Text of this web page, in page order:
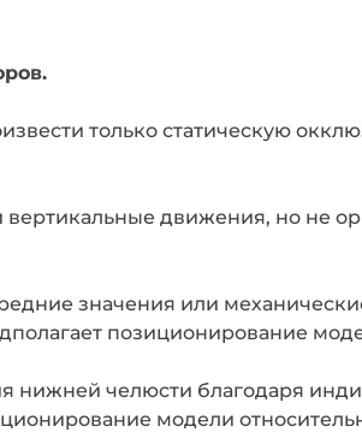
только статическую
вертикальные движения, но не
значения или
позиционирование
нижней челюсти благодаря
модели